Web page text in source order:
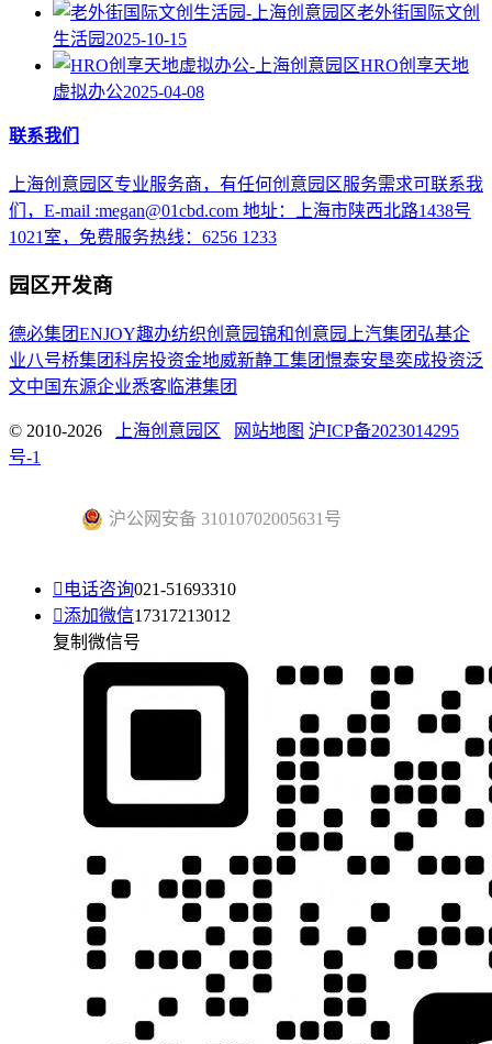
老外街国际文创
生活园 2025-10-15
HRO创享天地
虚拟办公2025-04-08
联系我们
上海创意园区专业服务商，有任何创意园区服务需求可联系我
们，E-mail :megan@01cbd.com 地址：上海市陕西北路1438号
1021室，免费服务热线：6256 1233
园区开发商
德必集团ENJOY趣办纺织创意园锦和创意园 上汽集团 弘基企
业八号桥集团科房投资金地威新静工集团憬泰安垦奕成投资泛
文中国 东源企业悉客 临港集团
© 2010-2026 上海创意园区 网站地图 沪ICP备2023014295
号-1
沪公网安备 31010702005631号
 电话咨询021-51693310
添加微信17317213012
复制微信号